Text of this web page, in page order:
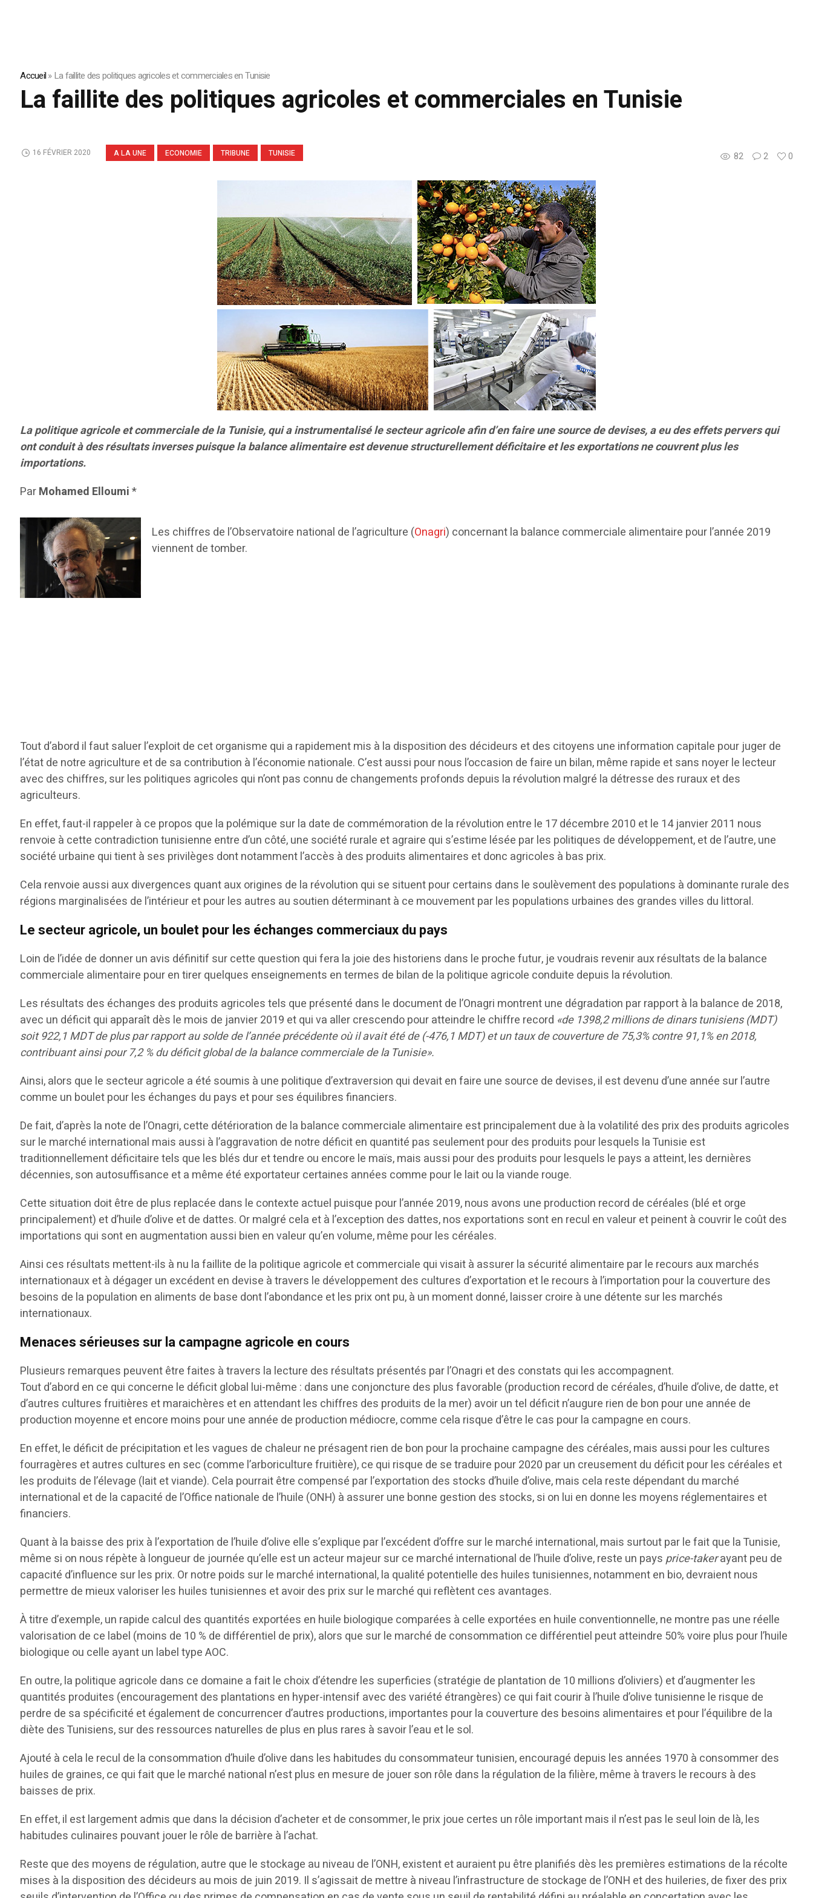
Accueil»La faillite des politiques agricoles et commerciales en Tunisie
La faillite des politiques agricoles et commerciales en Tunisie
A LA UNE ECONOMIE TRIBUNE TUNISIE 82 2 0
16 FÉVRIER 2020
La politique agricole et commerciale de la Tunisie, qui a instrumentalisé le secteur agricole afin d’en faire une source de devises, a eu des effets pervers qui
ont conduit à des résultats inverses puisque la balance alimentaire est devenue structurellement déficitaire et les exportations ne couvrent plus les
importations.
ParMohamed Elloumi*
Les chiffres de l’Observatoire national de l’agriculture (Onagri) concernant la balance commerciale alimentaire pour l’année 2019
viennent de tomber.
Tout d’abord il faut saluer l’exploit de cet organisme qui a rapidement mis à la disposition des décideurs et des citoyens une information capitale pour juger de
l’état de notre agriculture et de sa contribution à l’économie nationale. C’est aussi pour nous l’occasion de faire un bilan, même rapide et sans noyer le lecteur
avec des chiffres, sur les politiques agricoles qui n’ont pas connu de changements profonds depuis la révolution malgré la détresse des ruraux et des
agriculteurs.
En effet, faut-il rappeler à ce propos que la polémique sur la date de commémoration de la révolution entre le 17 décembre 2010 et le 14 janvier 2011 nous
renvoie à cette contradiction tunisienne entre d’un côté, une société rurale et agraire qui s’estime lésée par les politiques de développement, et de l’autre, une
société urbaine qui tient à ses privilèges dont notamment l’accès à des produits alimentaires et donc agricoles à bas prix.
Cela renvoie aussi aux divergences quant aux origines de la révolution qui se situent pour certains dans le soulèvement des populations à dominante rurale des
régions marginalisées de l’intérieur et pour les autres au soutien déterminant à ce mouvement par les populations urbaines des grandes villes du littoral.
Le secteur agricole, un boulet pour les échanges commerciaux du pays
Loin de l’idée de donner un avis définitif sur cette question qui fera la joie des historiens dans le proche futur, je voudrais revenir aux résultats de la balance
commerciale alimentaire pour en tirer quelques enseignements en termes de bilan de la politique agricole conduite depuis la révolution.
Les résultats des échanges des produits agricoles tels que présenté dans le document de l’Onagri montrent une dégradation par rapport à la balance de 2018,
avec un déficit qui apparaît dès le mois de janvier 2019 et qui va aller crescendo pour atteindre le chiffre record «de 1398,2 millions de dinars tunisiens (MDT)
soit 922,1 MDT de plus par rapport au solde de l’année précédente où il avait été de (-476,1 MDT) et un taux de couverture de 75,3% contre 91,1% en 2018,
contribuant ainsi pour 7,2 % du déficit global de la balance commerciale de la Tunisie».
Ainsi, alors que le secteur agricole a été soumis à une politique d’extraversion qui devait en faire une source de devises, il est devenu d’une année sur l’autre
comme un boulet pour les échanges du pays et pour ses équilibres financiers.
De fait, d’après la note de l’Onagri, cette détérioration de la balance commerciale alimentaire est principalement due à la volatilité des prix des produits agricoles
sur le marché international mais aussi à l’aggravation de notre déficit en quantité pas seulement pour des produits pour lesquels la Tunisie est
traditionnellement déficitaire tels que les blés dur et tendre ou encore le maïs, mais aussi pour des produits pour lesquels le pays a atteint, les dernières
décennies, son autosuffisance et a même été exportateur certaines années comme pour le lait ou la viande rouge.
Cette situation doit être de plus replacée dans le contexte actuel puisque pour l’année 2019, nous avons une production record de céréales (blé et orge
principalement) et d’huile d’olive et de dattes. Or malgré cela et à l’exception des dattes, nos exportations sont en recul en valeur et peinent à couvrir le coût des
importations qui sont en augmentation aussi bien en valeur qu’en volume, même pour les céréales.
Ainsi ces résultats mettent-ils à nu la faillite de la politique agricole et commerciale qui visait à assurer la sécurité alimentaire par le recours aux marchés
internationaux et à dégager un excédent en devise à travers le développement des cultures d’exportation et le recours à l’importation pour la couverture des
besoins de la population en aliments de base dont l’abondance et les prix ont pu, à un moment donné, laisser croire à une détente sur les marchés
internationaux.
Menaces sérieuses sur la campagne agricole en cours
Plusieurs remarques peuvent être faites à travers la lecture des résultats présentés par l’Onagri et des constats qui les accompagnent.
Tout d’abord en ce qui concerne le déficit global lui-même : dans une conjoncture des plus favorable (production record de céréales, d’huile d’olive, de datte, et
d’autres cultures fruitières et maraichères et en attendant les chiffres des produits de la mer) avoir un tel déficit n’augure rien de bon pour une année de
production moyenne et encore moins pour une année de production médiocre, comme cela risque d’être le cas pour la campagne en cours.
En effet, le déficit de précipitation et les vagues de chaleur ne présagent rien de bon pour la prochaine campagne des céréales, mais aussi pour les cultures
fourragères et autres cultures en sec (comme l’arboriculture fruitière), ce qui risque de se traduire pour 2020 par un creusement du déficit pour les céréales et
les produits de l’élevage (lait et viande). Cela pourrait être compensé par l’exportation des stocks d’huile d’olive, mais cela reste dépendant du marché
international et de la capacité de l’Office nationale de l’huile (ONH) à assurer une bonne gestion des stocks, si on lui en donne les moyens réglementaires et
financiers.
Quant à la baisse des prix à l’exportation de l’huile d’olive elle s’explique par l’excédent d’offre sur le marché international, mais surtout par le fait que la Tunisie,
même si on nous répète à longueur de journée qu’elle est un acteur majeur sur ce marché international de l’huile d’olive, reste un paysprice-takerayant peu de
capacité d’influence sur les prix. Or notre poids sur le marché international, la qualité potentielle des huiles tunisiennes, notamment en bio, devraient nous
permettre de mieux valoriser les huiles tunisiennes et avoir des prix sur le marché qui reflètent ces avantages.
À titre d’exemple, un rapide calcul des quantités exportées en huile biologique comparées à celle exportées en huile conventionnelle, ne montre pas une réelle
valorisation de ce label (moins de 10 % de différentiel de prix), alors que sur le marché de consommation ce différentiel peut atteindre 50% voire plus pour l’huile
biologique ou celle ayant un label type AOC.
En outre, la politique agricole dans ce domaine a fait le choix d’étendre les superficies (stratégie de plantation de 10 millions d’oliviers) et d’augmenter les
quantités produites (encouragement des plantations en hyper-intensif avec des variété étrangères) ce qui fait courir à l’huile d’olive tunisienne le risque de
perdre de sa spécificité et également de concurrencer d’autres productions, importantes pour la couverture des besoins alimentaires et pour l’équilibre de la
diète des Tunisiens, sur des ressources naturelles de plus en plus rares à savoir l’eau et le sol.
Ajouté à cela le recul de la consommation d’huile d’olive dans les habitudes du consommateur tunisien, encouragé depuis les années 1970 à consommer des
huiles de graines, ce qui fait que le marché national n’est plus en mesure de jouer son rôle dans la régulation de la filière, même à travers le recours à des
baisses de prix.
En effet, il est largement admis que dans la décision d’acheter et de consommer, le prix joue certes un rôle important mais il n’est pas le seul loin de là, les
habitudes culinaires pouvant jouer le rôle de barrière à l’achat.
Reste que des moyens de régulation, autre que le stockage au niveau de l’ONH, existent et auraient pu être planifiés dès les premières estimations de la récolte
mises à la disposition des décideurs au mois de juin 2019. Il s’agissait de mettre à niveau l’infrastructure de stockage de l’ONH et des huileries, de fixer des prix